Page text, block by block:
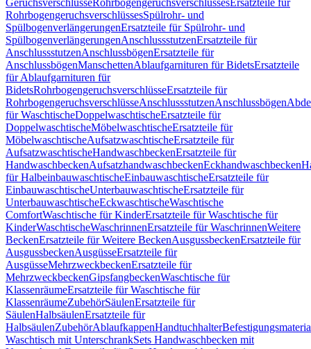
GeruchsverschlüsseRohrbogengeruchsverschlüssesErsatzteile für
RohrbogengeruchsverschlüssesSpülrohr- und
SpülbogenverlängerungenErsatzteile für Spülrohr- und
SpülbogenverlängerungenAnschlussstutzenErsatzteile für
AnschlussstutzenAnschlussbögenErsatzteile für
AnschlussbögenManschettenAblaufgarnituren für BidetsErsatzteile
für Ablaufgarnituren für
BidetsRohrbogengeruchsverschlüsseErsatzteile für
RohrbogengeruchsverschlüsseAnschlussstutzenAnschlussbögen
für WaschtischeDoppelwaschtischeErsatzteile für
DoppelwaschtischeMöbelwaschtischeErsatzteile für
MöbelwaschtischeAufsatzwaschtischeErsatzteile für
AufsatzwaschtischeHandwaschbeckenErsatzteile für
HandwaschbeckenAufsatzhandwaschbeckenEckhandwaschbecken
für HalbeinbauwaschtischeEinbauwaschtischeErsatzteile für
EinbauwaschtischeUnterbauwaschtischeErsatzteile für
UnterbauwaschtischeEckwaschtischeWaschtische
ComfortWaschtische für KinderErsatzteile für Waschtische für
KinderWaschtischeWaschrinnenErsatzteile für WaschrinnenWeitere
BeckenErsatzteile für Weitere BeckenAusgussbeckenErsatzteile für
AusgussbeckenAusgüsseErsatzteile für
AusgüsseMehrzweckbeckenErsatzteile für
MehrzweckbeckenGipsfangbeckenWaschtische für
KlassenräumeErsatzteile für Waschtische für
KlassenräumeZubehörSäulenErsatzteile für
SäulenHalbsäulenErsatzteile für
HalbsäulenZubehörAblaufkappenHandtuchhalter
Waschtisch mit UnterschrankSets Handwaschbecken mit